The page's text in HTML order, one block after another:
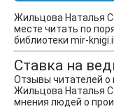
Жильцова Наталья
месте читать по
библиотеки mir-
Ставка на
Отзывы читателей о
Жильцова Наталья
мнения людей о